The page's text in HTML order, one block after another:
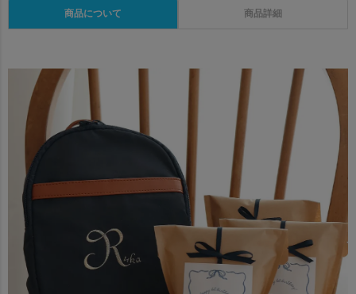
商品について 商品詳細